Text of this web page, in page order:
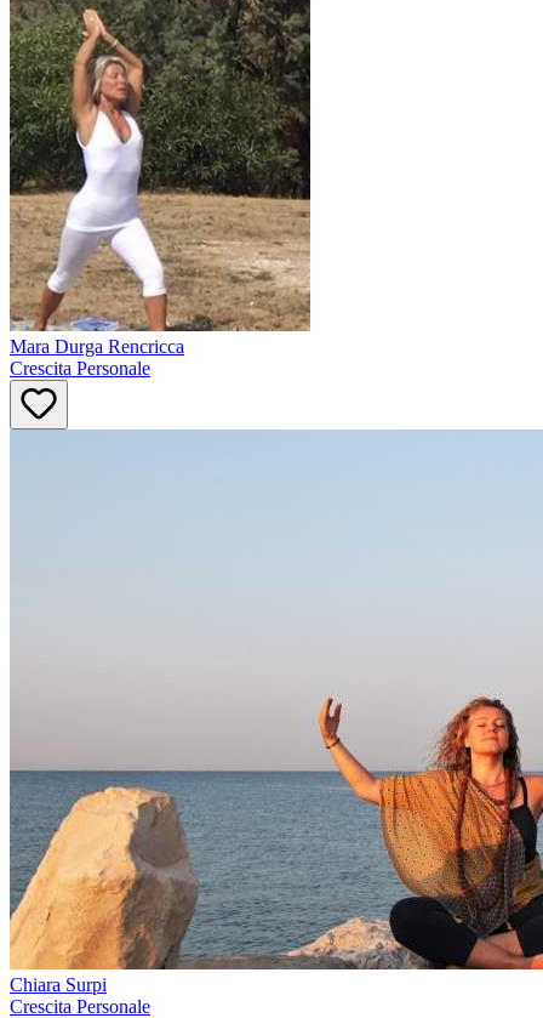
Mara Durga Rencricca
Crescita Personale
Chiara Surpi
Crescita Personale